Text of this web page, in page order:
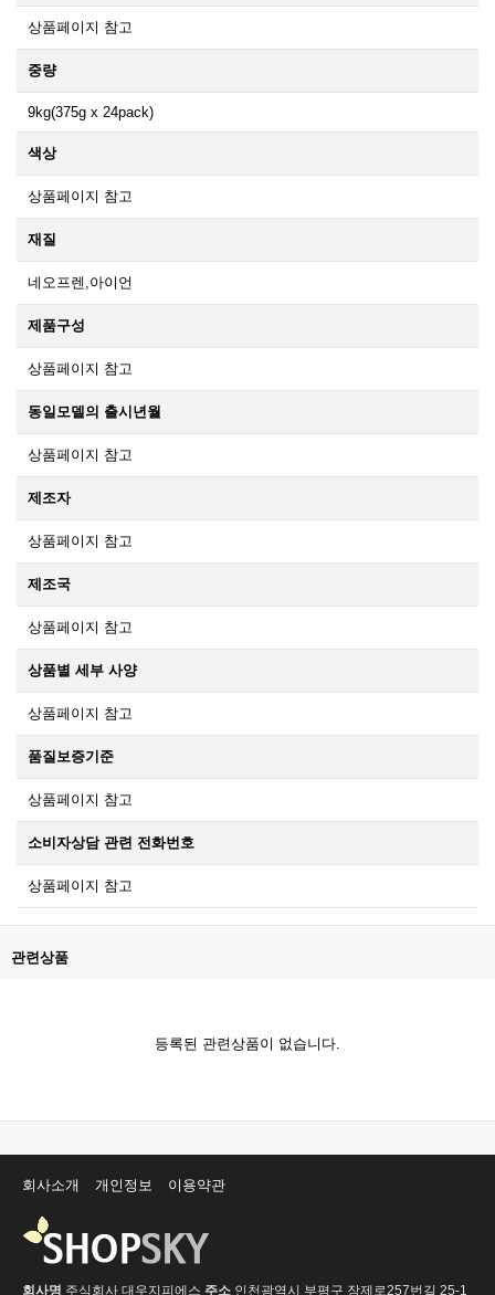
상품페이지 참고
중량
9kg(375g x 24pack)
색상
상품페이지 참고
재질
네오프렌,아이언
제품구성
상품페이지 참고
동일모델의 출시년월
상품페이지 참고
제조자
상품페이지 참고
제조국
상품페이지 참고
상품별 세부 사양
상품페이지 참고
품질보증기준
상품페이지 참고
소비자상담 관련 전화번호
상품페이지 참고
관련상품
등록된 관련상품이 없습니다.
회사소개 개인정보 이용약관
회사명 주식회사 대우지피에스 주소 인천광역시 부평구 장제로257번길 25-1